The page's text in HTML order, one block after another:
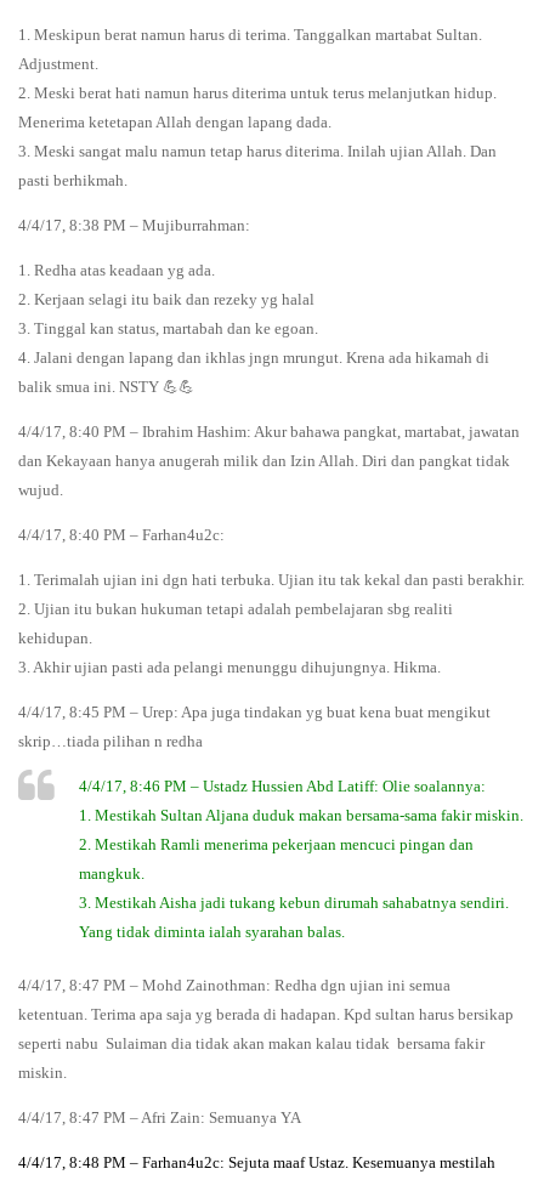
1. Meskipun berat namun harus di terima. Tanggalkan martabat Sultan.
Adjustment.
2. Meski berat hati namun harus diterima untuk terus melanjutkan hidup.
Menerima ketetapan Allah dengan lapang dada.
3. Meski sangat malu namun tetap harus diterima. Inilah ujian Allah. Dan
pasti berhikmah.
4/4/17, 8:38 PM – Mujiburrahman:
1. Redha atas keadaan yg ada.
2. Kerjaan selagi itu baik dan rezeky yg halal
3. Tinggal kan status, martabah dan ke egoan.
4. Jalani dengan lapang dan ikhlas jngn mrungut. Krena ada hikamah di
balik smua ini. NSTY 💪💪
4/4/17, 8:40 PM – Ibrahim Hashim: Akur bahawa pangkat, martabat, jawatan
dan Kekayaan hanya anugerah milik dan Izin Allah. Diri dan pangkat tidak
wujud.
4/4/17, 8:40 PM – Farhan4u2c:
1. Terimalah ujian ini dgn hati terbuka. Ujian itu tak kekal dan pasti berakhir.
2. Ujian itu bukan hukuman tetapi adalah pembelajaran sbg realiti
kehidupan.
3. Akhir ujian pasti ada pelangi menunggu dihujungnya. Hikma.
4/4/17, 8:45 PM – Urep: Apa juga tindakan yg buat kena buat mengikut
skrip…tiada pilihan n redha
4/4/17, 8:46 PM – Ustadz Hussien Abd Latiff: Olie soalannya:
1. Mestikah Sultan Aljana duduk makan bersama-sama fakir miskin.
2. Mestikah Ramli menerima pekerjaan mencuci pingan dan
mangkuk.
3. Mestikah Aisha jadi tukang kebun dirumah sahabatnya sendiri.
Yang tidak diminta ialah syarahan balas.
4/4/17, 8:47 PM – Mohd Zainothman: Redha dgn ujian ini semua
ketentuan. Terima apa saja yg berada di hadapan. Kpd sultan harus bersikap
seperti nabu Sulaiman dia tidak akan makan kalau tidak bersama fakir
miskin.
4/4/17, 8:47 PM – Afri Zain: Semuanya YA
4/4/17, 8:48 PM – Farhan4u2c: Sejuta maaf Ustaz. Kesemuanya mestilah